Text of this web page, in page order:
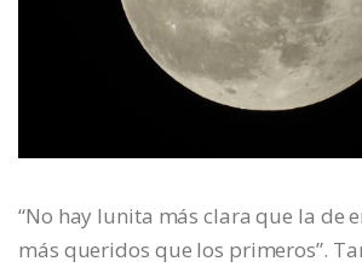
“No hay lunita más clara que la de
más queridos que los primeros”.